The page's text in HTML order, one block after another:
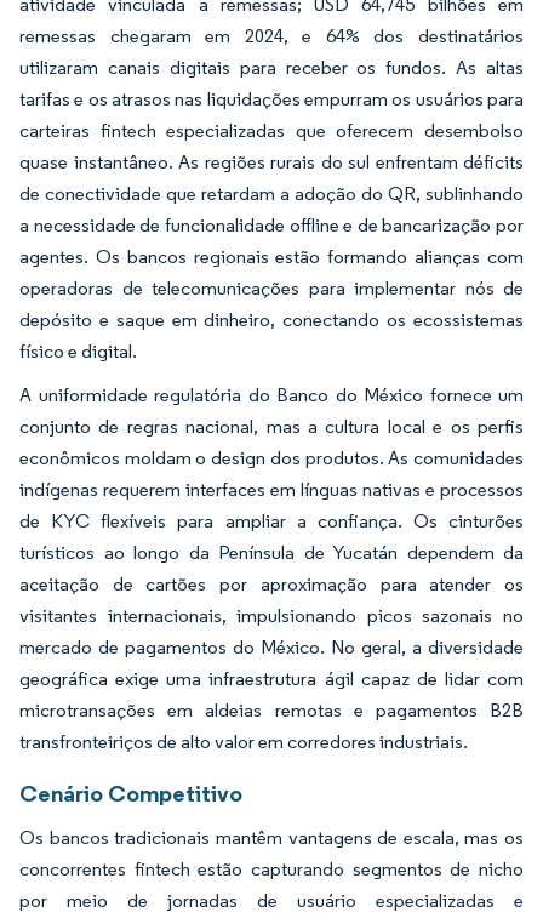
remessas chegaram em 2024, e 64% dos destinatários
utilizaram canais digitais para receber os fundos. As altas
tarifas e os atrasos nas liquidações empurram os usuários para
carteiras fintech especializadas que oferecem desembolso
quase instantâneo. As regiões rurais do sul enfrentam déficits
de conectividade que retardam a adoção do QR, sublinhando
a necessidade de funcionalidade offline e de bancarização por
agentes. Os bancos regionais estão formando alianças com
operadoras de telecomunicações para implementar nós de
depósito e saque em dinheiro, conectando os ecossistemas
físico e digital.
A uniformidade regulatória do Banco do México fornece um
conjunto de regras nacional, mas a cultura local e os perfis
econômicos moldam o design dos produtos. As comunidades
indígenas requerem interfaces em línguas nativas e processos
de KYC flexíveis para ampliar a confiança. Os cinturões
turísticos ao longo da Península de Yucatán dependem da
aceitação de cartões por aproximação para atender os
visitantes internacionais, impulsionando picos sazonais no
mercado de pagamentos do México. No geral, a diversidade
geográfica exige uma infraestrutura ágil capaz de lidar com
microtransações em aldeias remotas e pagamentos B2B
transfronteiriços de alto valor em corredores industriais.
Cenário Competitivo
Os bancos tradicionais mantêm vantagens de escala, mas os
concorrentes fintech estão capturando segmentos de nicho
por meio de jornadas de usuário especializadas e